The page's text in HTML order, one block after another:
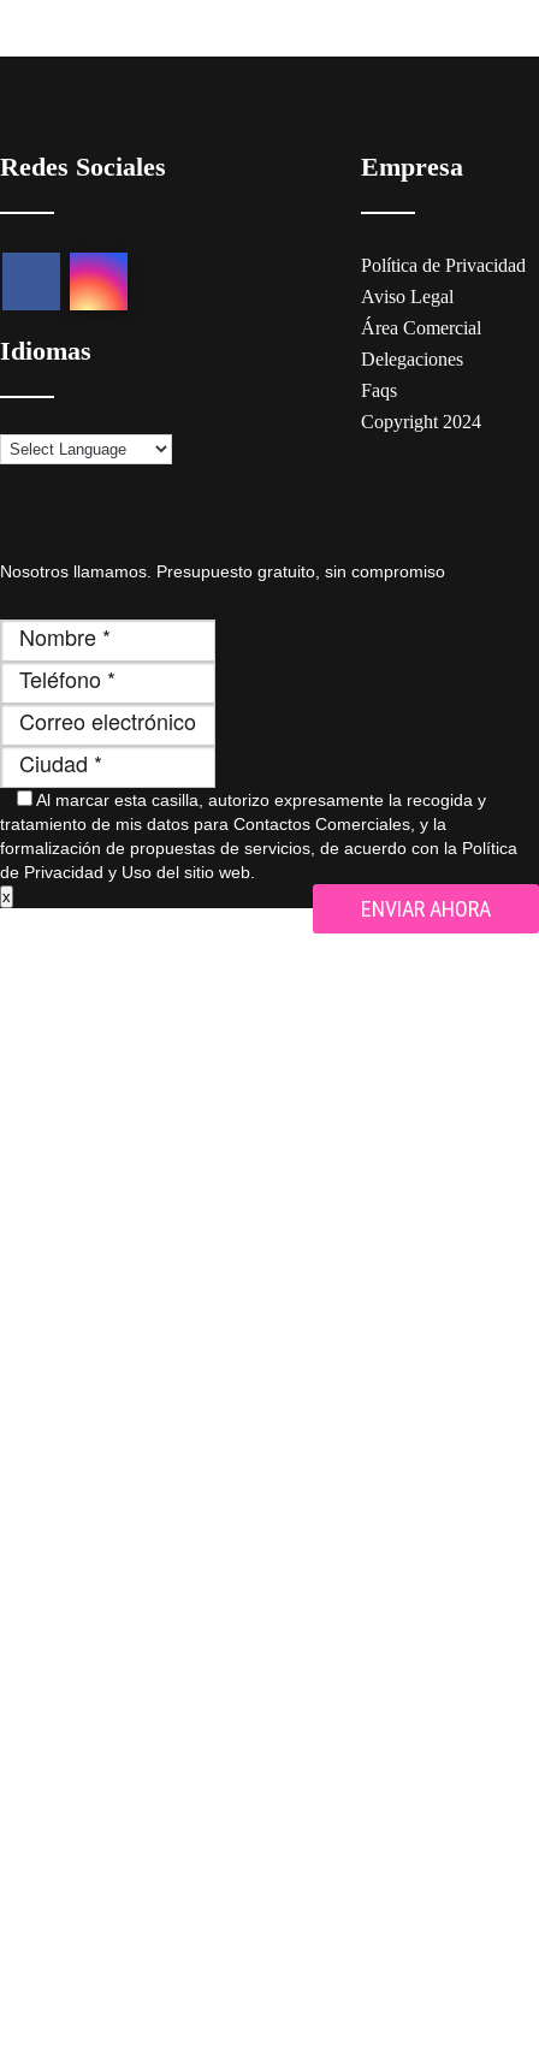
Redes Sociales
Idiomas
Empresa
Política de Privacidad
Aviso Legal
Área Comercial
Delegaciones
Faqs
Copyright 2024
Nosotros llamamos. Presupuesto gratuito, sin compromiso
Al marcar esta casilla, autorizo ​​expresamente la recogida y
tratamiento de mis datos para Contactos Comerciales, y la
formalización de propuestas de servicios, de acuerdo con la Política
de Privacidad y Uso del sitio web.
x